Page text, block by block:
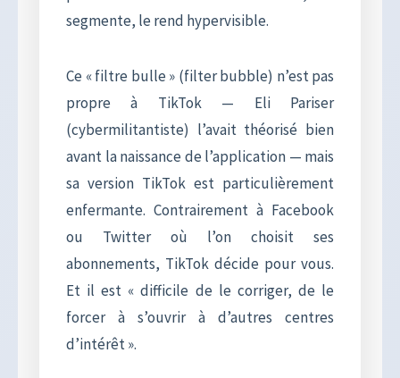
segmente, le rend hypervisible.
Ce « filtre bulle » (filter bubble) n’est pas
propre à TikTok — Eli Pariser
(cybermilitantiste) l’avait théorisé bien
avant la naissance de l’application — mais
sa version TikTok est particulièrement
enfermante. Contrairement à Facebook
ou Twitter où l’on choisit ses
abonnements, TikTok décide pour vous.
Et il est « difficile de le corriger, de le
forcer à s’ouvrir à d’autres centres
d’intérêt ».